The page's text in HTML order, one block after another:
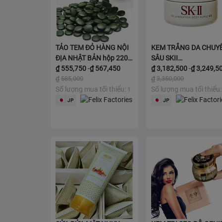
TẢO TEM ĐỎ HÀNG NỘI
ĐỊA NHẬT BẢN hộp 2200
viên
₫ 555,750-₫ 567,450
₫ 585,000
Số lượng mua tối thiểu: 1
JP
Thêm vào giỏ
KEM TRẮNG DA
SÂU SKII
CELLUMINATION
SURGE EX
₫ 3,182,500 -₫
₫ 3,350,000
Số lượng mua tối thiểu:
JP
Thêm vào giỏ